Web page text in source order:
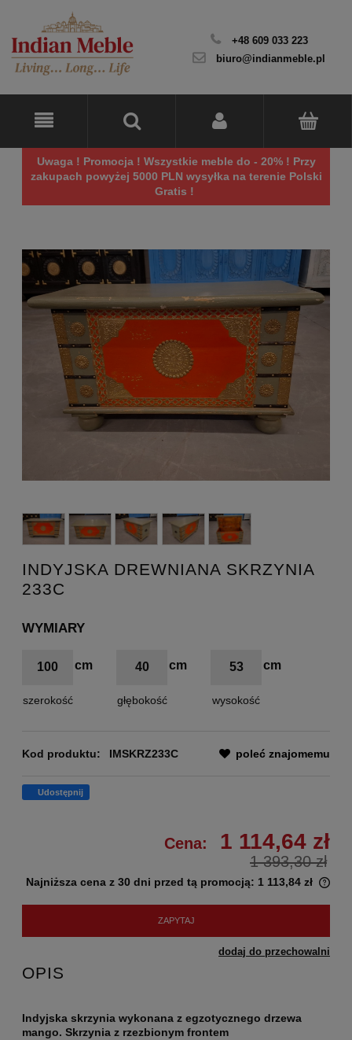
+48 609 033 223
biuro@indianmeble.pl
Uwaga ! Promocja ! Wszystkie meble do - 20% ! Przy
zakupach powyżej 5000 PLN wysyłka na terenie Polski
Gratis !
INDYJSKA DREWNIANA SKRZYNIA
233C
WYMIARY
100
szerokość
40
głębokość
53
wysokość
Kod produktu: IMSKRZ233C poleć znajomemu
Udostępnij
Cena: 1 114,64 zł
1 393,30 zł
Najniższa cena z 30 dni przed tą promocją: 1 113,84 zł
ZAPYTAJ
dodaj do przechowalni
OPIS
Indyjska skrzynia wykonana z egzotycznego drzewa
mango. Skrzynia z rzezbionym frontem